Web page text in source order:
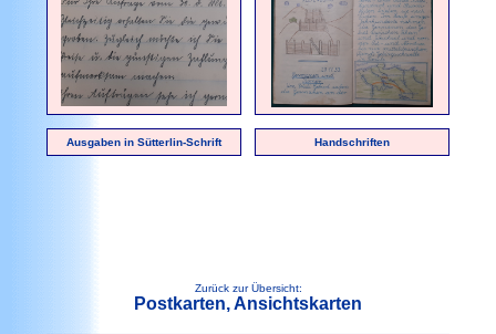
Ausgaben in Sütterlin-Schrift Handschriften
Zurück zur Übersicht:
Postkarten, Ansichtskarten